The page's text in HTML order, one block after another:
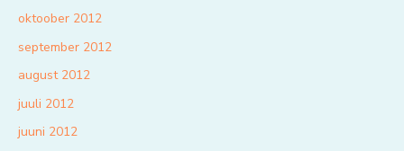
oktoober 2012
september 2012
august 2012
juuli 2012
juuni 2012